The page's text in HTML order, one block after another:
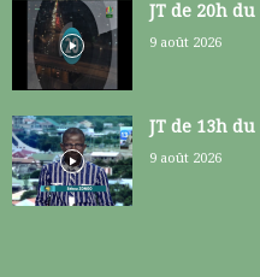
JT de 20h du
9 août 2026
JT de 13h du
9 août 2026